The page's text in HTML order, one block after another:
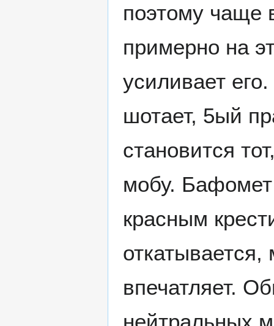
поэтому чаще
примерно на
усиливает
шотает, 5ый
становится
мобу.
красным
откатывается,
впечатляет.